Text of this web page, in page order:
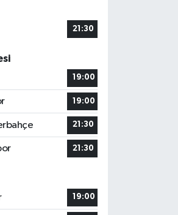
21:30
19:00
19:00
21:30
21:30
19:00